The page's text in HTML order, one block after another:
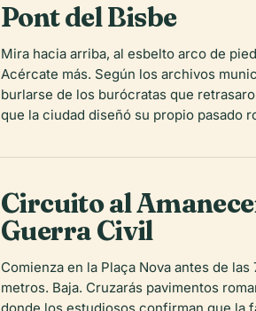
Pont del Bisbe
Mira hacia arriba, al esbelto arco de
Acércate más. Según los archivos
burlarse de los burócratas que
que la ciudad diseñó su propio pasado
Circuito al
Guerra Civil
Comienza en la Plaça Nova antes de
metros. Baja. Cruzarás pavimentos